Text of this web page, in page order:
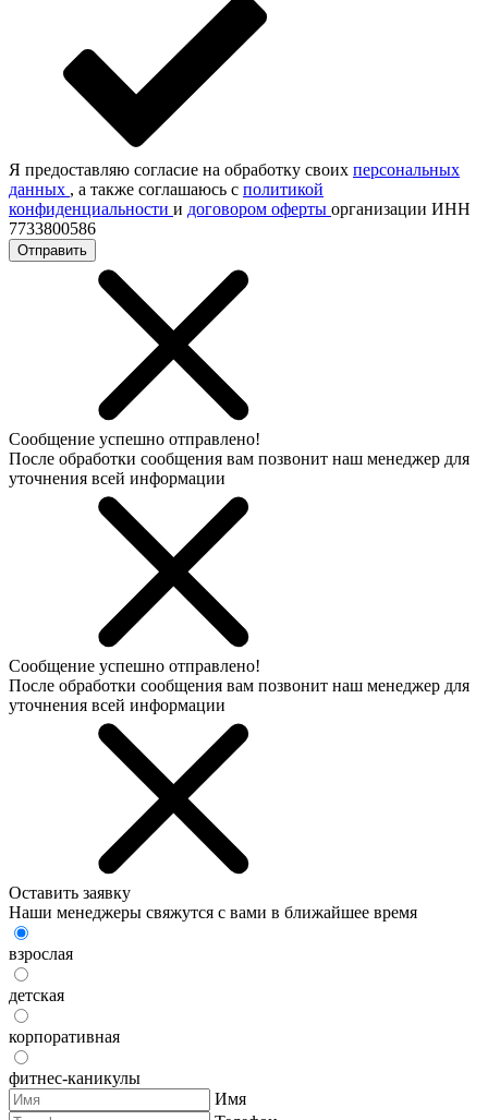
Я предоставляю согласие на обработку своих персональных
данных , а также соглашаюсь с политикой
конфиденциальности и договором оферты организации ИНН
7733800586
Отправить
Сообщение успешно отправлено!
После обработки сообщения вам позвонит наш менеджер для
уточнения всей информации
Сообщение успешно отправлено!
После обработки сообщения вам позвонит наш менеджер для
уточнения всей информации
Оставить заявку
Наши менеджеры свяжутся с вами в ближайшее время
взрослая
детская
корпоративная
фитнес-каникулы
Имя